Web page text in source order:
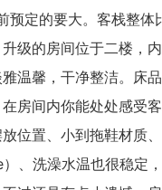
预定的要大。客栈整体
级的房间位于二楼，
温馨，干净整洁。床
房间内你能处处感受
位置、小到拖鞋材质
、洗澡水温也很稳定